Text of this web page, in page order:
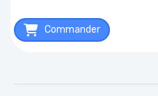
Commander